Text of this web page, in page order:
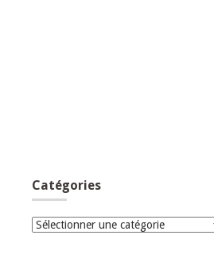
Catégories
Catégories